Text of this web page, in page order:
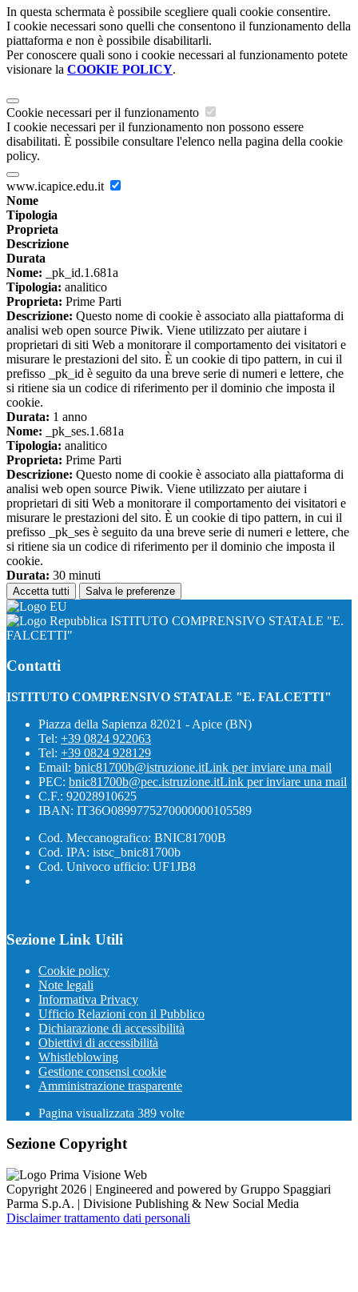
In questa schermata è possibile scegliere quali cookie consentire.
I cookie necessari sono quelli che consentono il funzionamento della
piattaforma e non è possibile disabilitarli.
Per conoscere quali sono i cookie necessari al funzionamento potete
visionare la COOKIE POLICY.
Cookie necessari per il funzionamento
I cookie necessari per il funzionamento non possono essere
disabilitati. È possibile consultare l'elenco nella pagina della cookie
policy.
www.icapice.edu.it
Nome
Tipologia
Proprieta
Descrizione
Durata
Nome: _pk_id.1.681a
Tipologia: analitico
Proprieta: Prime Parti
Descrizione: Questo nome di cookie è associato alla piattaforma di
analisi web open source Piwik. Viene utilizzato per aiutare i
proprietari di siti Web a monitorare il comportamento dei visitatori e
misurare le prestazioni del sito. È un cookie di tipo pattern, in cui il
prefisso _pk_id è seguito da una breve serie di numeri e lettere, che
si ritiene sia un codice di riferimento per il dominio che imposta il
cookie.
Durata: 1 anno
Nome: _pk_ses.1.681a
Tipologia: analitico
Proprieta: Prime Parti
Descrizione: Questo nome di cookie è associato alla piattaforma di
analisi web open source Piwik. Viene utilizzato per aiutare i
proprietari di siti Web a monitorare il comportamento dei visitatori e
misurare le prestazioni del sito. È un cookie di tipo pattern, in cui il
prefisso _pk_ses è seguito da una breve serie di numeri e lettere, che
si ritiene sia un codice di riferimento per il dominio che imposta il
cookie.
Durata: 30 minuti
Accetta tutti Salva le preferenze
ISTITUTO COMPRENSIVO STATALE "E.
FALCETTI"
Contatti
ISTITUTO COMPRENSIVO STATALE "E. FALCETTI"
Piazza della Sapienza 82021 - Apice (BN)
Tel: +39 0824 922063
Tel: +39 0824 928129
Email: bnic81700b@istruzione.itLink per inviare una mail
PEC: bnic81700b@pec.istruzione.itLink per inviare una mail
C.F.: 92028910625
IBAN: IT36O0899775270000000105589
Cod. Meccanografico: BNIC81700B
Cod. IPA: istsc_bnic81700b
Cod. Univoco ufficio: UF1JB8
Sezione Link Utili
Cookie policy
Note legali
Informativa Privacy
Ufficio Relazioni con il Pubblico
Dichiarazione di accessibilità
Obiettivi di accessibilità
Whistleblowing
Gestione consensi cookie
Amministrazione trasparente
Pagina visualizzata 389 volte
Sezione Copyright
Copyright 2026 | Engineered and powered by Gruppo Spaggiari
Parma S.p.A. | Divisione Publishing & New Social Media
Disclaimer trattamento dati personali